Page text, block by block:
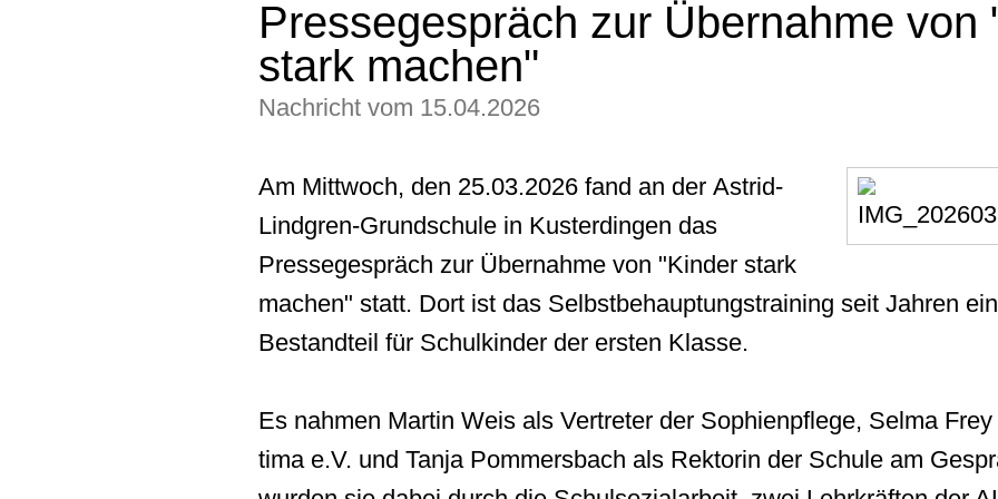
Pressegespräch zur Übernahme von
stark machen"
Nachricht vom 15.04.2026
Am Mittwoch, den 25.03.2026 fand an der Astrid-
Lindgren-Grundschule in Kusterdingen das
Pressegespräch zur Übernahme von "Kinder stark
machen" statt. Dort ist das Selbstbehauptungstraining seit Jahren
Bestandteil für Schulkinder der ersten Klasse.
Es nahmen Martin Weis als Vertreter der Sophienpflege, Selma
tima e.V. und Tanja Pommersbach als Rektorin der Schule am